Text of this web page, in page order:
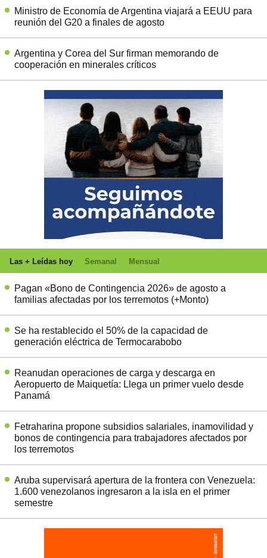
Ministro de Economía de Argentina viajará a EEUU para
reunión del G20 a finales de agosto
Argentina y Corea del Sur firman memorando de
cooperación en minerales críticos
Las + Leídas hoy Semanal Mensual
Pagan «Bono de Contingencia 2026» de agosto a
familias afectadas por los terremotos (+Monto)
Se ha restablecido el 50% de la capacidad de
generación eléctrica de Termocarabobo
Reanudan operaciones de carga y descarga en
Aeropuerto de Maiquetía: Llega un primer vuelo desde
Panamá
Fetraharina propone subsidios salariales, inamovilidad y
bonos de contingencia para trabajadores afectados por
los terremotos
Aruba supervisará apertura de la frontera con Venezuela:
1.600 venezolanos ingresaron a la isla en el primer
semestre